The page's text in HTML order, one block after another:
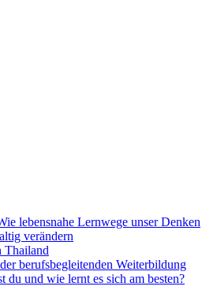
lebensnahe Lernwege unser Denken
verändern
Thailand
berufsbegleitenden Weiterbildung
du und wie lernt es sich am besten?